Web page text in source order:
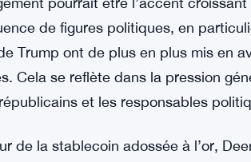
Après la publication des
93 400 $, une flambée remarquable
certains experts
que réserve de valeur privilégiée.